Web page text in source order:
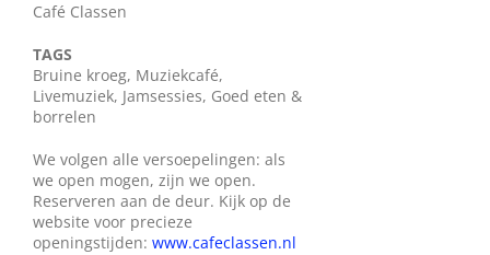
Diensten en produkten
Vacatures
Café Classen
TAGS
Bruine kroeg, Muziekcafé,
Livemuziek, Jamsessies, Goed eten &
borrelen
We volgen alle versoepelingen: als
we open mogen, zijn we open.
Reserveren aan de deur. Kijk op de
website voor precieze
openingstijden: www.cafeclassen.nl